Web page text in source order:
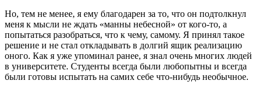
Но, тем не менее, я ему благодарен за то, что он подтолкнул
меня к мысли не ждать «манны небесной» от кого-то, а
попытаться разобраться, что к чему, самому. Я принял такое
решение и не стал откладывать в долгий ящик реализацию
оного. Как я уже упоминал ранее, я знал очень многих людей
в университете. Студенты всегда были любопытны и всегда
были готовы испытать на самих себе что-нибудь необычное.